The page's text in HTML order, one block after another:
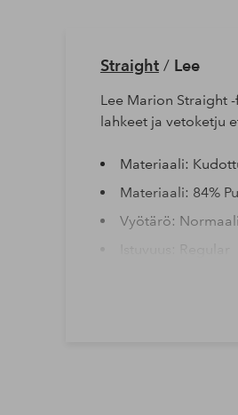
Straight/ Lee
Lee Marion Straight
lahkeet ja vetoketju
Materiaali:
Materiaali: 84%
Vyötärö:
Istuvuus: Regular